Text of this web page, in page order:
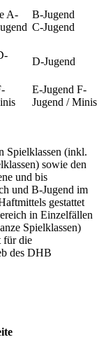
A-
B-Jugend
C-Jugend
D-Jugend
E-Jugend F-
Jugend / Minis
Spielklassen (inkl.
sowie den
und bis
und B-Jugend im
gestattet
in Einzelfällen
Spielklassen)
für die
des DHB